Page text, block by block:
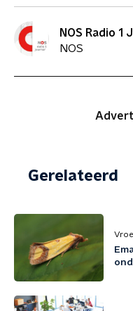
NOS Radio 1
NOS
Gerelateerd